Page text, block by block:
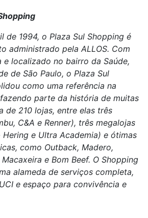
de 1994, o Plaza Sul Shopping é
administrado pela ALLOS. Com
e localizado no bairro da Saúde,
de São Paulo, o Plaza Sul
como uma referência na
parte da história de muitas
de 210 lojas, entre elas três
C&A e Renner), três megalojas
Hering e Ultra Academia) e ótimas
como Outback, Madero,
e Bom Beef. O Shopping
alameda de serviços completa,
e espaço para convivência e